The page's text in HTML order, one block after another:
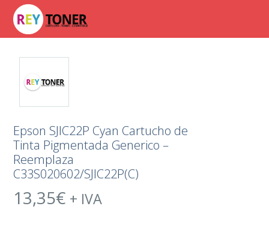
Epson SJIC22P Cyan Cartucho de
Tinta Pigmentada Generico –
Reemplaza
C33S020602/SJIC22P(C)
13,35€ + IVA